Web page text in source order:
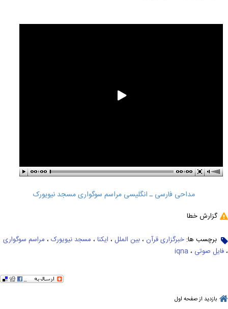
مداحی فارسی ـ انگلیسی مراسم سوگواری مسجد نیویورک
گزارش خطا
برچسب ها: خبرگزاری قرآن ، بین الملل ، ایکنا ، مسجد نیویورک ، مراسم سوگواری
، فایل صوتی ، iqna
بازدید از صفحه اول